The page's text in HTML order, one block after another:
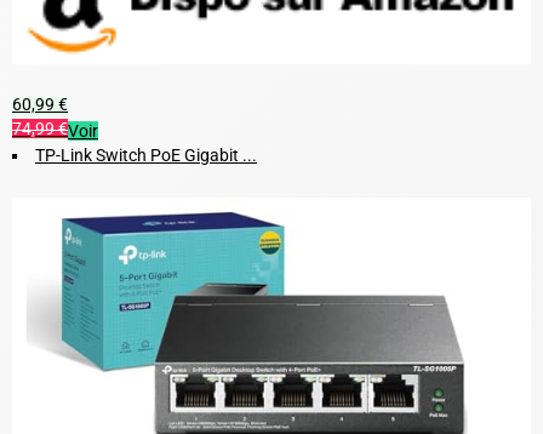
60,99 €
74,99 €Voir
TP-Link Switch PoE Gigabit ...